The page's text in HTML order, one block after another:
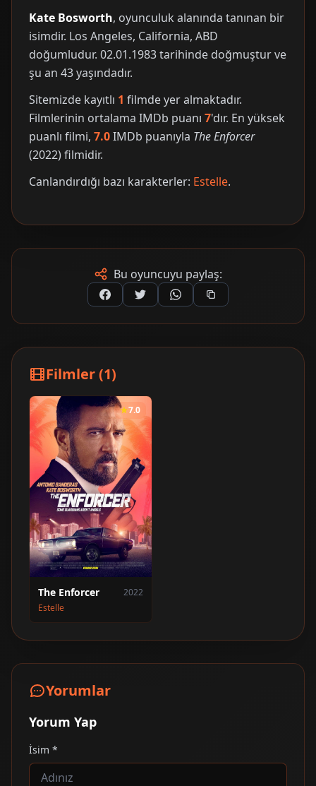
Kate Bosworth, oyunculuk alanında tanınan bir
isimdir. Los Angeles, California, ABD
doğumludur. 02.01.1983 tarihinde doğmuştur ve
şu an 43 yaşındadır.
Sitemizde kayıtlı 1 filmde yer almaktadır.
Filmlerinin ortalama IMDb puanı 7'dır. En yüksek
puanlı filmi, 7.0IMDb puanıyla The Enforcer
(2022) filmidir.
Canlandırdığı bazı karakterler: Estelle.
Bu oyuncuyu paylaş:
Filmler (1)
7.0
The Enforcer
2022
Estelle
Yorumlar
Yorum Yap
İsim *